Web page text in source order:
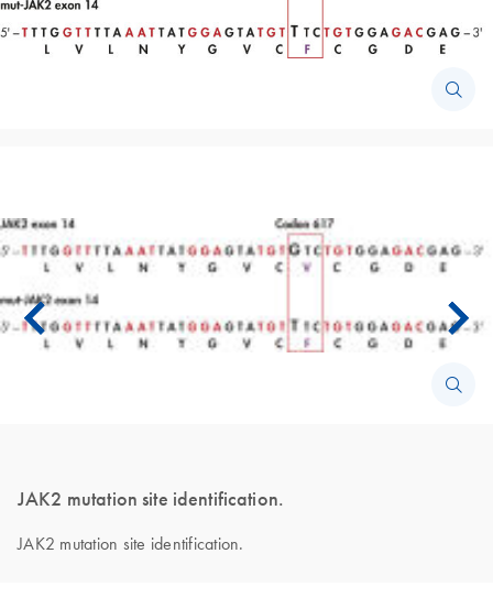
JAK2 mutation site identification.
JAK2 mutation site identification.